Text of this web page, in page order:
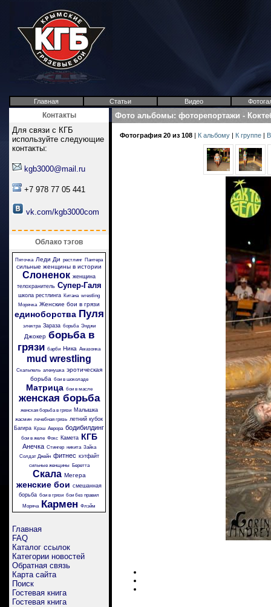
Главная Статьи Видео
Контакты
Для связи с КГБ
используйте следующие
контакты:
kgb3000@mail.ru
+7 978 77 05 441
vk.com/kgb3000com
Облако тэгов
Пяточка Леди Ди рестлинг Пантера
сильные женщины в истории
Слоненок женщина
телохранитель Супер-Галя
школа рестлинга Китана wrestling
Морячка Женские бои в грязи
единоборства Пуля
электра Зараза борьба Энджи
Джокер борьба в
грязи барби Ника Амазонка
mud wrestling
Скальпель аленушка эротическая
борьба бои в шоколаде
Матрица бои в масле
женская борьба
женская борьба в грязи Малышка
жасмин лечебная грязь летний кубок
Багира Крэш Аврора бодибилдинг
бои в желе Фокс Камета КГБ
Анечка Стингер никита Зайка
Солдат Джейн фитнес кэтфайт
сильные женщины Беретта
Скала Мегера
женские бои смешанная
борьба бои в грязи бои без правил
Моряча Кармен Флэйм
Главная
FAQ
Каталог ссылок
Категории новостей
Обратная связь
Карта сайта
Поиск
Гостевая книга
Гостевая книга
Фото альбомы: фоторепортажи -
Фотография 20 из 108 | К альбому | К группе |